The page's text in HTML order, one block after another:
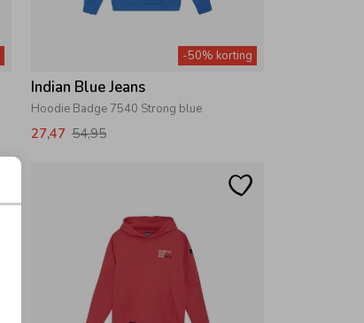
-50% korting
Indian Blue Jeans
Hoodie Badge 7540 Strong blue
27,47 54,95